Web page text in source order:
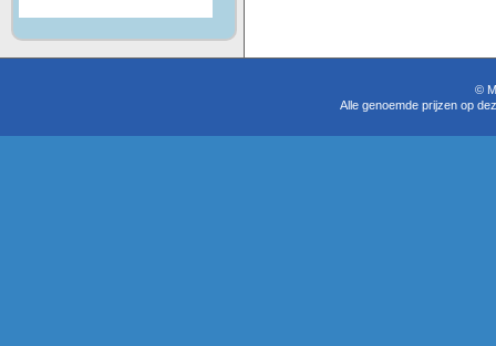
©
Alle genoemde prijzen op